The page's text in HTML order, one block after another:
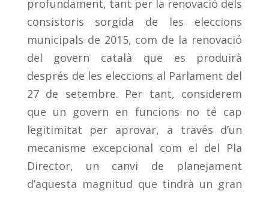
profundament, tant per la renovació dels
consistoris sorgida de les eleccions
municipals de 2015, com de la renovació
del govern català que es produirà
després de les eleccions al Parlament del
27 de setembre. Per tant, considerem
que un govern en funcions no té cap
legitimitat per aprovar, a través d’un
mecanisme excepcional com el del Pla
Director, un canvi de planejament
d’aquesta magnitud que tindrà un gran